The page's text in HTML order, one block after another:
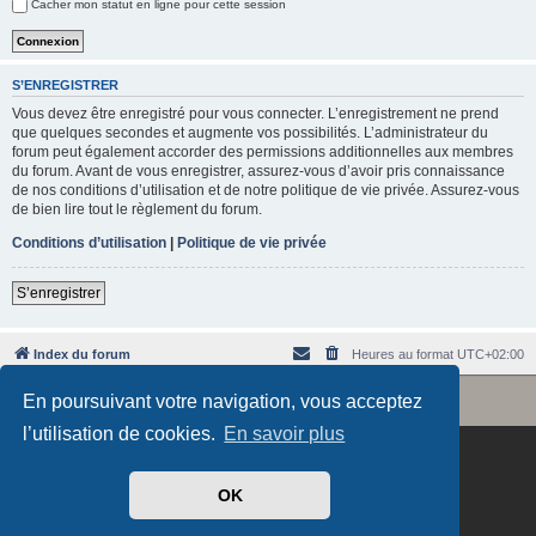
En poursuivant votre navigation, vous acceptez
l’utilisation de cookies. En savoir plus
OK
Cacher mon statut en ligne pour cette session
S’ENREGISTRER
Vous devez être enregistré pour vous connecter. L’enregistrement ne prend
que quelques secondes et augmente vos possibilités. L’administrateur du
forum peut également accorder des permissions additionnelles aux membres
du forum. Avant de vous enregistrer, assurez-vous d’avoir pris connaissance
de nos conditions d’utilisation et de notre politique de vie privée. Assurez-vous
de bien lire tout le règlement du forum.
Conditions d’utilisation | Politique de vie privée
S’enregistrer
Index du forum Heures au format UTC+02:00
Développé parphpBB® Forum Software © phpBB Limited
Traduit par
phpBB-fr.com